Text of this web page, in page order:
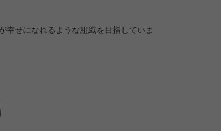
幸せになれるような組織を目指していま